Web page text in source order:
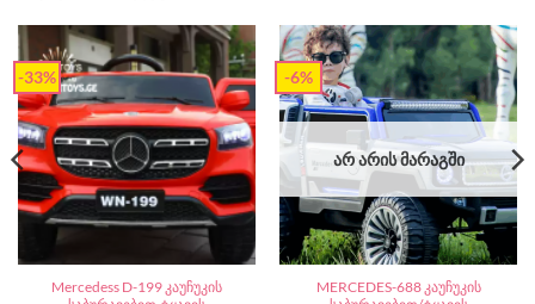
-33%
Mercedess D-199 კაუჩუკის
-6%
ᲐᲠ ᲐᲠᲘᲡ ᲛᲐᲠᲐᲒᲨᲘ
MERCEDES-688 კაუჩუკის